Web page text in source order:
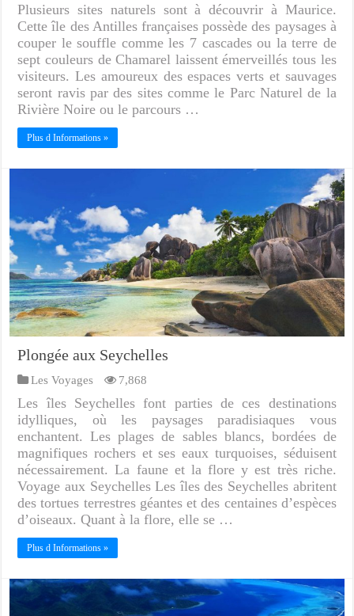
Plusieurs sites naturels sont à découvrir à Maurice.
Cette île des Antilles françaises possède des paysages à
couper le souffle comme les 7 cascades ou la terre de
sept couleurs de Chamarel laissent émerveillés tous les
visiteurs. Les amoureux des espaces verts et sauvages
seront ravis par des sites comme le Parc Naturel de la
Rivière Noire ou le parcours …
Plus d Informations »
Plongée aux Seychelles
Les Voyages 7,868
Les îles Seychelles font parties de ces destinations
idylliques, où les paysages paradisiaques vous
enchantent. Les plages de sables blancs, bordées de
magnifiques rochers et ses eaux turquoises, séduisent
nécessairement. La faune et la flore y est très riche.
Voyage aux Seychelles Les îles des Seychelles abritent
des tortues terrestres géantes et des centaines d’espèces
d’oiseaux. Quant à la flore, elle se …
Plus d Informations »